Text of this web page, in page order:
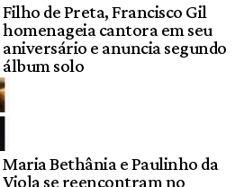
Filho de Preta, Francisco Gil
homenageia cantora em seu
aniversário e anuncia segundo
álbum solo
Maria Bethânia e Paulinho da
Viola se reencontram no